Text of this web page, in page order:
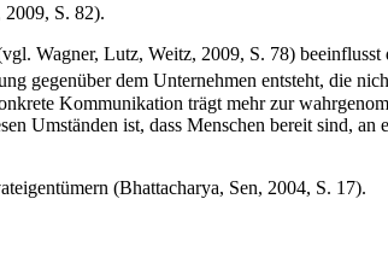
S. 82).
Wagner, Lutz, Weitz, 2009, S. 78) beeinflusst
gegenüber dem Unternehmen entsteht, die
Kommunikation trägt mehr zur
Umständen ist, dass Menschen bereit sind, an
(Bhattacharya, Sen, 2004, S. 17).